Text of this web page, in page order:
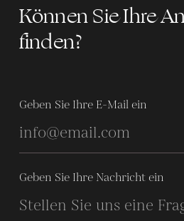
Können Sie Ihre
finden?
Geben Sie Ihre E-Mail ein
Geben Sie Ihre Nachricht ein